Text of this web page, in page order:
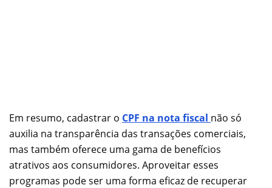
Em resumo, cadastrar o CPF na nota fiscal não só
auxilia na transparência das transações comerciais,
mas também oferece uma gama de benefícios
atrativos aos consumidores. Aproveitar esses
programas pode ser uma forma eficaz de recuperar